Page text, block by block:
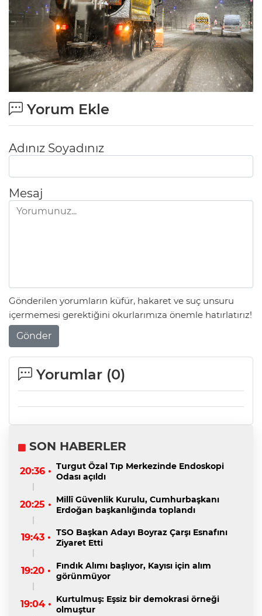
Yorum Ekle
Adınız Soyadınız
Mesaj
Gönderilen yorumların küfür, hakaret ve suç unsuru
içermemesi gerektiğini okurlarımıza önemle hatırlatırız!
Gönder
Yorumlar (0)
SON HABERLER
20:36 • Turgut Özal Tıp Merkezinde Endoskopi
Odası açıldı
20:25 • Millî Güvenlik Kurulu, Cumhurbaşkanı
Erdoğan başkanlığında toplandı
19:43 • TSO Başkan Adayı Boyraz Çarşı Esnafını
Ziyaret Etti
19:20 •
Fındık Alımı başlıyor, Kayısı için alım
görünmüyor
19:04 • Kurtulmuş: Eşsiz bir demokrasi örneği
olmuştur